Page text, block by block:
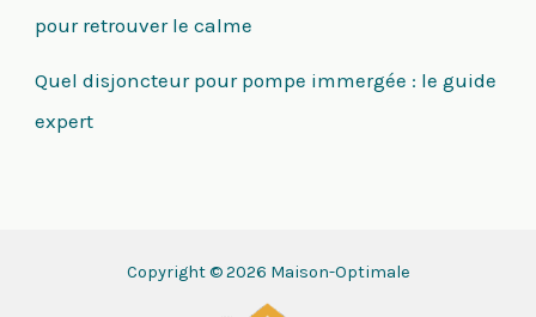
pour retrouver le calme
Quel disjoncteur pour pompe immergée : le guide
expert
Copyright © 2026 Maison-Optimale